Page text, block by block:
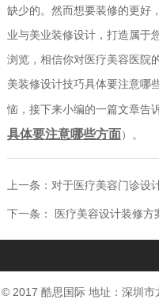
缺少的。然而想要装修的更好
业与美业装修设计，打造属于
浏览，相信你对医疗美容医院
美装修设计技巧具体要注意哪
恼，接下来小编的一篇文章告
具体要注意哪些方面）。
上一条： 对于医疗美容门诊设
下一条： 医疗美容设计装修方
© 2017 酷思国际 地址：深圳